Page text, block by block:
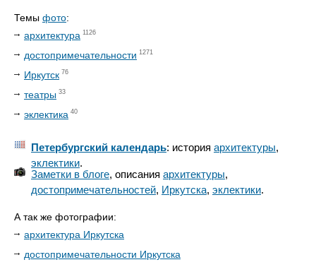
Темы фото:
архитектура 1126
достопримечательности 1271
Иркутск 76
театры 33
эклектика 40
Петербургский календарь: история архитектуры,
эклектики.
Заметки в блоге, описания архитектуры,
достопримечательностей, Иркутска, эклектики.
А так же фотографии:
архитектура Иркутска
достопримечательности Иркутска